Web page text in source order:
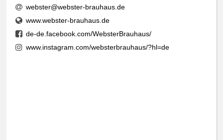
webster@webster-brauhaus.de
www.webster-brauhaus.de
de-de.facebook.com/WebsterBrauhaus/
www.instagram.com/websterbrauhaus/?hl=de